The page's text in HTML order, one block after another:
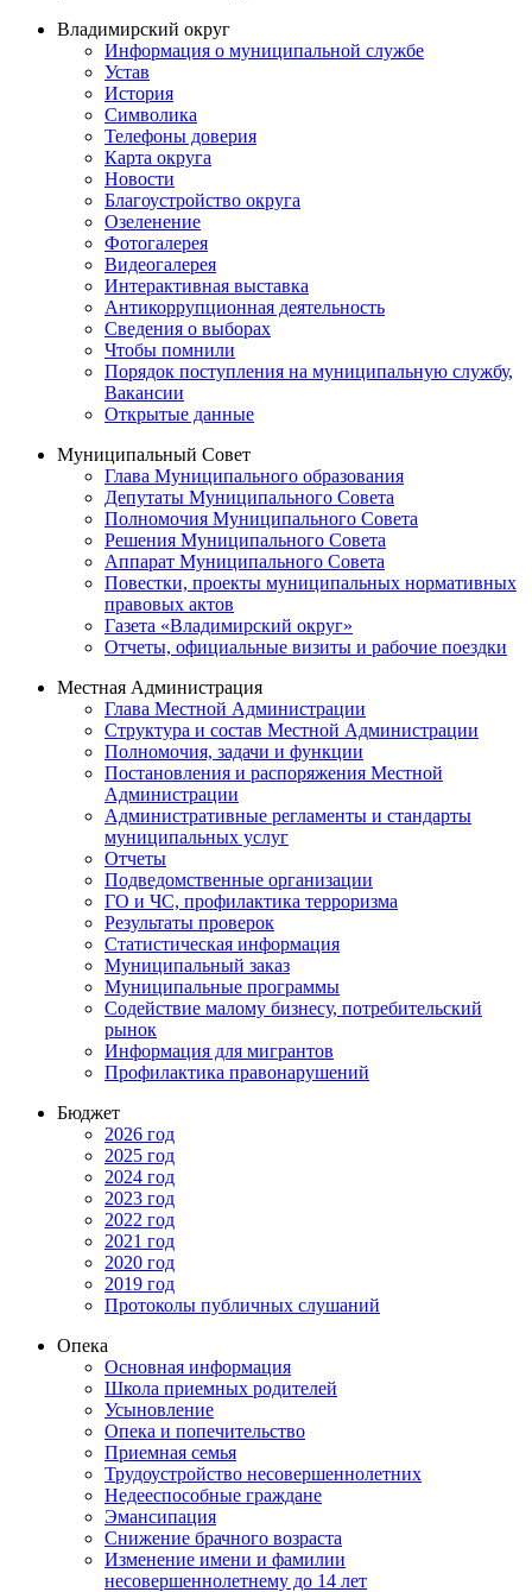
Владимирский округ
Информация о муниципальной службе
Устав
История
Символика
Телефоны доверия
Карта округа
Новости
Благоустройство округа
Озеленение
Фотогалерея
Видеогалерея
Интерактивная выставка
Антикоррупционная деятельность
Сведения о выборах
Чтобы помнили
Порядок поступления на муниципальную службу,
Вакансии
Открытые данные
Муниципальный Совет
Глава Муниципального образования
Депутаты Муниципального Совета
Полномочия Муниципального Совета
Решения Муниципального Совета
Аппарат Муниципального Совета
Повестки, проекты муниципальных нормативных
правовых актов
Газета «Владимирский округ»
Отчеты, официальные визиты и рабочие поездки
Местная Администрация
Глава Местной Администрации
Структура и состав Местной Администрации
Полномочия, задачи и функции
Постановления и распоряжения Местной
Администрации
Административные регламенты и стандарты
муниципальных услуг
Отчеты
Подведомственные организации
ГО и ЧС, профилактика терроризма
Результаты проверок
Статистическая информация
Муниципальный заказ
Муниципальные программы
Содействие малому бизнесу, потребительский
рынок
Информация для мигрантов
Профилактика правонарушений
Бюджет
2026 год
2025 год
2024 год
2023 год
2022 год
2021 год
2020 год
2019 год
Протоколы публичных слушаний
Опека
Основная информация
Школа приемных родителей
Усыновление
Опека и попечительство
Приемная семья
Трудоустройство несовершеннолетних
Недееспособные граждане
Эмансипация
Снижение брачного возраста
Изменение имени и фамилии
несовершеннолетнему до 14 лет